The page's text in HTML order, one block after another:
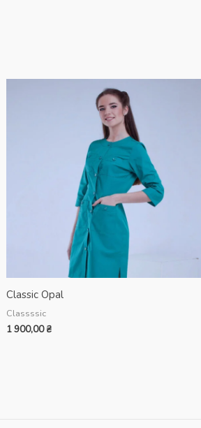
Classic Opal
Classssic
1 900,00₴